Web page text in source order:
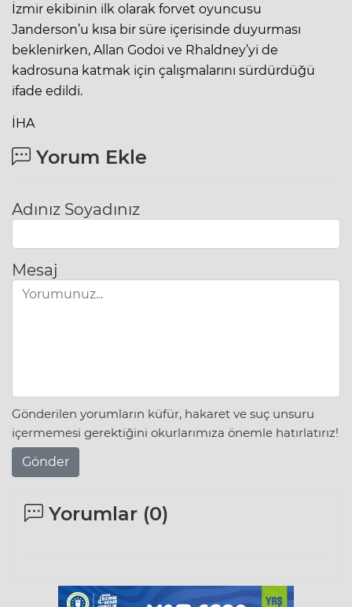
İzmir ekibinin ilk olarak forvet oyuncusu
Janderson’u kısa bir süre içerisinde duyurması
beklenirken, Allan Godoi ve Rhaldney’yi de
kadrosuna katmak için çalışmalarını sürdürdüğü
ifade edildi.
İHA
Yorum Ekle
Adınız Soyadınız
Mesaj
Gönderilen yorumların küfür, hakaret ve suç unsuru
içermemesi gerektiğini okurlarımıza önemle hatırlatırız!
Gönder
Yorumlar (0)